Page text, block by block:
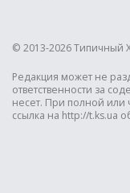
© 2013-2026 Типичный
Редакция может не
ответственности за
несет. При полной или
ссылка на http://t.ks.ua